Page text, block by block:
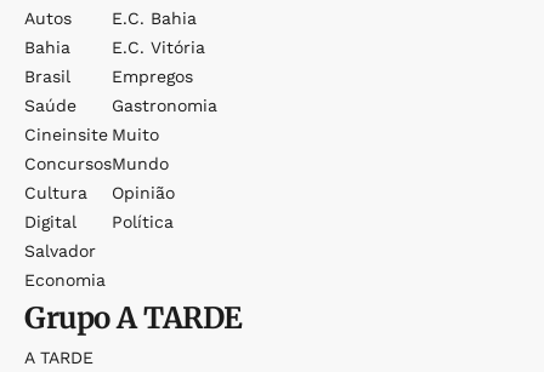
Autos
Bahia
Brasil
Saúde
Cineinsite
Concursos
Cultura
Digital
Salvador
Economia
E.c. Bahia
E.c. Vitória
Empregos
Gastronomia
Muito
Mundo
Opinião
Política
GrupoA TARDE
A TARDE